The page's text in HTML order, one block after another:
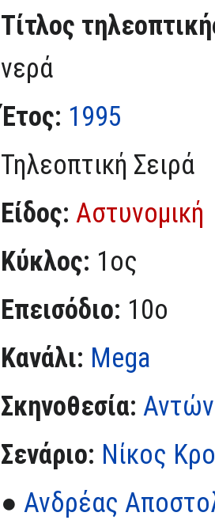
Τίτλος
νερά
Έτος: 1995
Τηλεοπτική Σειρά
Είδος: Αστυνομική
Κύκλος: 1ος
Επεισόδιο: 10ο
Κανάλι: Mega
Σκηνοθεσία:
Σενάριο: Νίκος
● Ανδρέας